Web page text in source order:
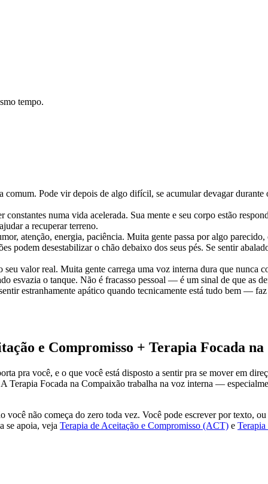
tempo.
comum. Pode vir depois de algo difícil, se acumular devagar
constantes numa vida acelerada. Sua mente e seu corpo estão
a recuperar terreno.
atenção, energia, paciência. Muita gente passa por algo
podem desestabilizar o chão debaixo dos seus pés. Se sentir
seu valor real. Muita gente carrega uma voz interna dura que
esvazia o tanque. Não é fracasso pessoal — é um sinal de que as
estranhamente apático quando tecnicamente está tudo bem —
e Compromisso + Terapia Focada
pra você, e o que você está disposto a sentir pra se mover em
Terapia Focada na Compaixão trabalha na voz interna —
você não começa do zero toda vez. Você pode escrever por texto,
se apoia, veja Terapia de Aceitação e Compromisso (ACT) e